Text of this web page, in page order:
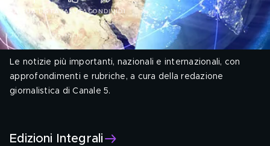
LA TUA LISTA VALUTACONDIVIDI
2026 | Telegiornale
Le notizie più importanti, nazionali e internazionali, con
approfondimenti e rubriche, a cura della redazione
giornalistica di Canale 5.
Tutti i giorni alle 6, alle 8, alle 13, alle 20 e alle 00.55
Edizioni Integrali